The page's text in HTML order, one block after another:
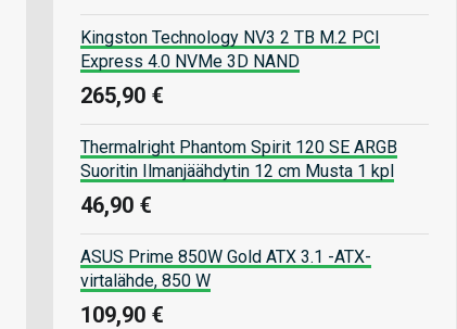
Kingston Technology NV3 2 TB M.2 PCI
Express 4.0 NVMe 3D NAND
265,90 €
Thermalright Phantom Spirit 120 SE ARGB
Suoritin Ilmanjäähdytin 12 cm Musta 1 kpl
46,90 €
ASUS Prime 850W Gold ATX 3.1 -ATX-
virtalähde, 850 W
109,90 €